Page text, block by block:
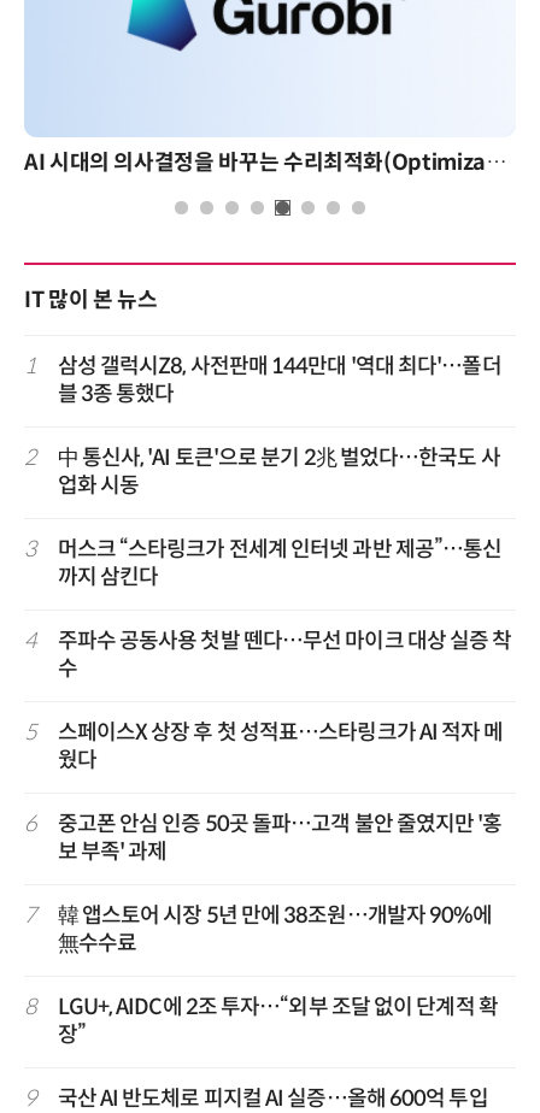
AI 시대의 의사결정을 바꾸는 수리최적화(Optimization): 실제 산업 적용 사례와 활용 전략
IT 많이 본 뉴스
1
삼성 갤럭시Z8, 사전판매 144만대 '역대 최다'…폴더
블 3종 통했다
2
中 통신사, 'AI 토큰'으로 분기 2兆 벌었다…한국도 사
업화 시동
3
머스크 “스타링크가 전세계 인터넷 과반 제공”…통신
까지 삼킨다
4
주파수 공동사용 첫발 뗀다…무선 마이크 대상 실증 착
수
5
스페이스X 상장 후 첫 성적표…스타링크가 AI 적자 메
웠다
6
중고폰 안심 인증 50곳 돌파…고객 불안 줄였지만 '홍
보 부족' 과제
7
韓 앱스토어 시장 5년 만에 38조원…개발자 90%에
無수수료
8
LGU+, AIDC에 2조 투자…“외부 조달 없이 단계적 확
장”
9 국산 AI 반도체로 피지컬 AI 실증…올해 600억 투입